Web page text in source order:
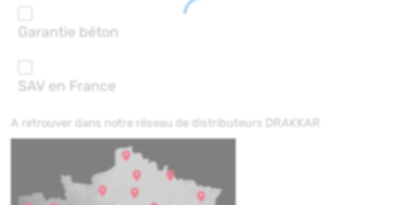
Garantie béton
SAV en France
A retrouver dans notre réseau de distributeurs DRAKKAR